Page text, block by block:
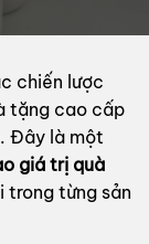
chiến lược
tặng cao cấp
Đây là một
giá trị quà
trong từng sản